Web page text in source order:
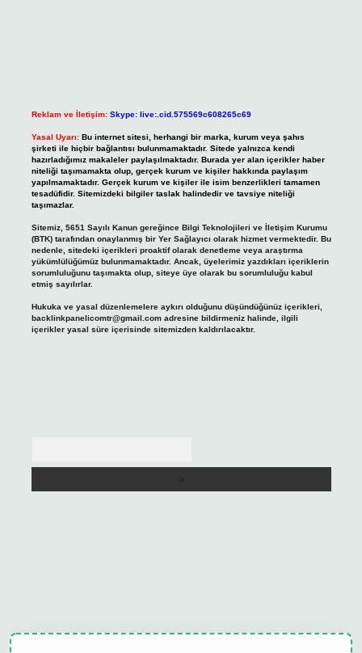
Reklam ve İletişim: Skype: live:.cid.575569c608265c69
Yasal Uyarı: Bu internet sitesi, herhangi bir marka, kurum veya şahıs
şirketi ile hiçbir bağlantısı bulunmamaktadır. Sitede yalnızca kendi
hazırladığımız makaleler paylaşılmaktadır. Burada yer alan içerikler haber
niteliği taşımamakta olup, gerçek kurum ve kişiler hakkında paylaşım
yapılmamaktadır. Gerçek kurum ve kişiler ile isim benzerlikleri tamamen
tesadüfidir. Sitemizdeki bilgiler taslak halindedir ve tavsiye niteliği
taşımazlar.
Sitemiz, 5651 Sayılı Kanun gereğince Bilgi Teknolojileri ve İletişim Kurumu
(BTK) tarafından onaylanmış bir Yer Sağlayıcı olarak hizmet vermektedir. Bu
nedenle, sitedeki içerikleri proaktif olarak denetleme veya araştırma
yükümlülüğümüz bulunmamaktadır. Ancak, üyelerimiz yazdıkları içeriklerin
sorumluluğunu taşımakta olup, siteye üye olarak bu sorumluluğu kabul
etmiş sayılırlar.
Hukuka ve yasal düzenlemelere aykırı olduğunu düşündüğünüz içerikleri,
backlinkpanelicomtr@gmail.comadresine bildirmeniz halinde, ilgili
içerikler yasal süre içerisinde sitemizden kaldırılacaktır.